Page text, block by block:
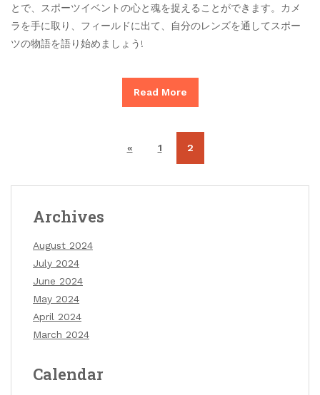
とで、スポーツイベントの心と魂を捉えることができます。カメ
ラを手に取り、フィールドに出て、自分のレンズを通してスポー
ツの物語を語り始めましょう!
Read More
« 1 2
Archives
August 2024
July 2024
June 2024
May 2024
April 2024
March 2024
Calendar